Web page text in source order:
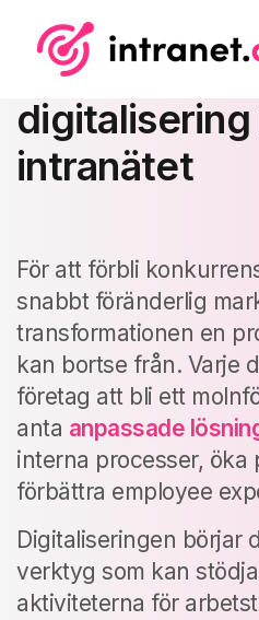
digitalisering
intranätet
För att förbli
snabbt föränderlig
transformationen en
kan bortse från. Varje
företag att bli ett
anta anpassade
interna processer,
förbättra employee
Digitaliseringen börjar
verktyg som kan
aktiviteterna för